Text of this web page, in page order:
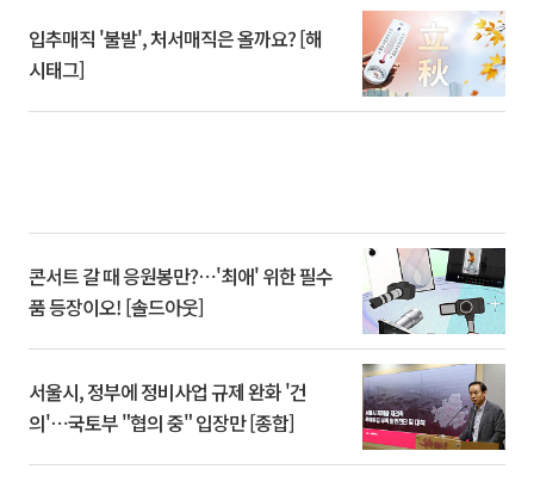
입추매직 '불발', 처서매직은 올까요? [해
시태그]
콘서트 갈 때 응원봉만?⋯'최애' 위한 필수
품 등장이오! [솔드아웃]
서울시, 정부에 정비사업 규제 완화 '건
의'⋯국토부 "협의 중" 입장만 [종합]